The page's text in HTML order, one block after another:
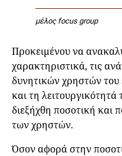
μέλος focus group
Προκειμένου να
χαρακτηριστικά, τις
δυνητικών χρηστών του
και τη λειτουργικότητά
διεξήχθη ποσοτική και
των χρηστών.
Όσον αφορά στην